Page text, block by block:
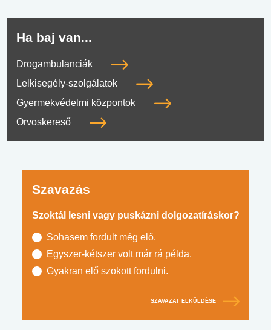
Ha baj van...
Drogambulanciák
Lelkisegély-szolgálatok
Gyermekvédelmi központok
Orvoskereső
Szavazás
Szoktál lesni vagy puskázni dolgozatíráskor?
Sohasem fordult még elő.
Egyszer-kétszer volt már rá példa.
Gyakran elő szokott fordulni.
SZAVAZAT ELKÜLDÉSE